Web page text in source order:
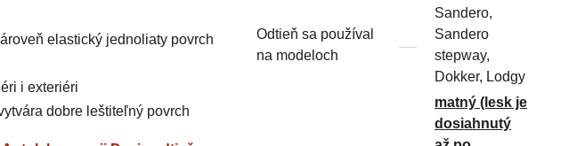
elastický jednoliaty povrch
i exteriéri
dobre leštiteľný povrch
Odtieň sa používal
na modeloch
Sandero,
Sandero
stepway,
Dokker, Lodgy
matný (lesk je
dosiahnutý